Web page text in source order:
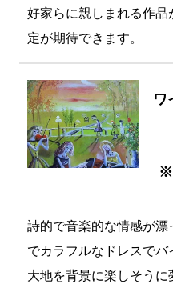
好家らに親しまれる作
定が期待できます。
ワ
※
詩的で音楽的な情感が漂
でカラフルなドレスで
大地を背景に楽しそう